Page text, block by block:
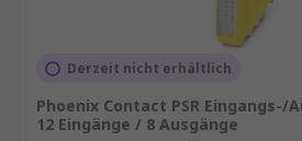
Derzeit nicht erhältlich
Phoenix Contact PSR Eingangs-/
12 Eingänge / 8 Ausgänge